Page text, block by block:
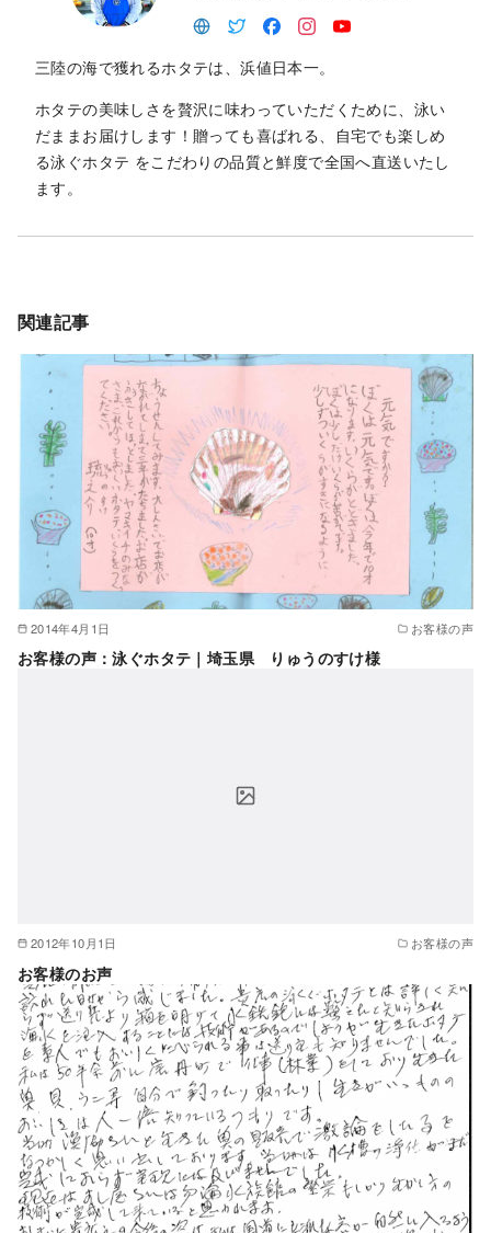
三陸の海で獲れるホタテは、浜値日本一。
ホタテの美味しさを贅沢に味わっていただくために、泳い
だままお届けします！贈っても喜ばれる、自宅でも楽しめ
る泳ぐホタテ をこだわりの品質と鮮度で全国へ直送いたし
ます。
関連記事
2014年4月1日 お客様の声
お客様の声：泳ぐホタテ｜埼玉県 りゅうのすけ様
2012年10月1日 お客様の声
お客様のお声